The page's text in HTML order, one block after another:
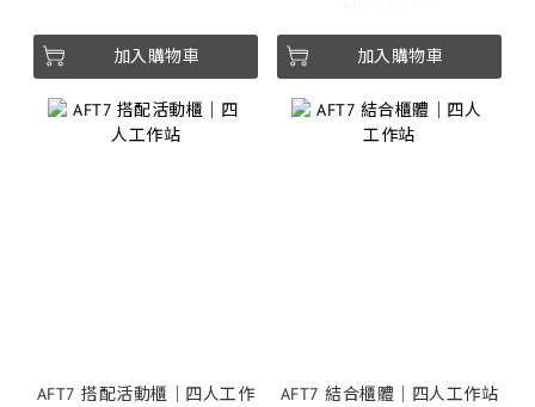
加入購物車 加入購物車
AFT7 搭配活動櫃│四人工作
AFT7 結合櫃體│四人工作站